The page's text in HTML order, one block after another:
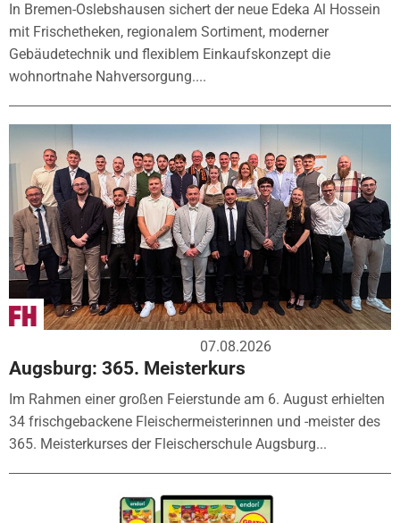
In Bremen-Oslebshausen sichert der neue Edeka Al Hossein
mit Frischetheken, regionalem Sortiment, moderner
Gebäudetechnik und flexiblem Einkaufskonzept die
wohnortnahe Nahversorgung....
07.08.2026
Augsburg: 365. Meisterkurs
Im Rahmen einer großen Feierstunde am 6. August erhielten
34 frischgebackene Fleischermeisterinnen und -meister des
365. Meisterkurses der Fleischerschule Augsburg...